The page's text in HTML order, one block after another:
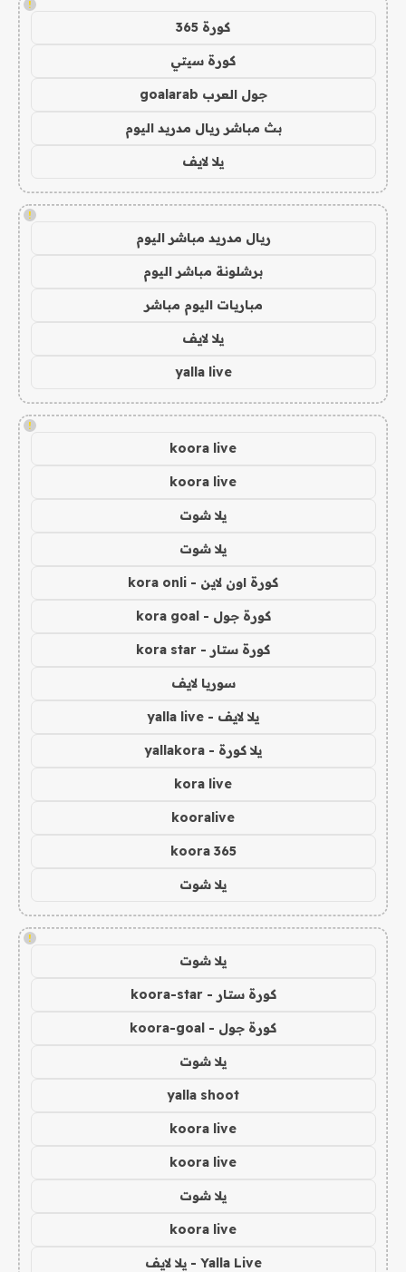
!
كورة 365
كورة سيتي
جول العرب goalarab
بث مباشر ريال مدريد اليوم
يلا لايف
!
ريال مدريد مباشر اليوم
برشلونة مباشر اليوم
مباريات اليوم مباشر
يلا لايف
yalla live
!
koora live
koora live
يلا شوت
يلا شوت
كورة اون لاين - kora onli
كورة جول - kora goal
كورة ستار - kora star
سوريا لايف
يلا لايف - yalla live
يلا كورة - yallakora
kora live
kooralive
koora 365
يلا شوت
!
يلا شوت
كورة ستار - koora-star
كورة جول - koora-goal
يلا شوت
yalla shoot
koora live
koora live
يلا شوت
koora live
Yalla Live - يلا لايف